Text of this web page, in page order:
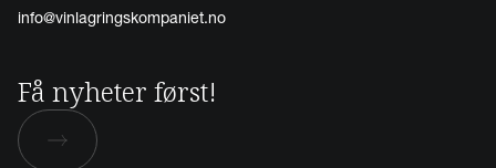
info@vinlagringskompaniet.no
Få nyheter først!